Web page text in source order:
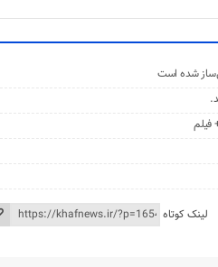
شده است
لینک کوتاه